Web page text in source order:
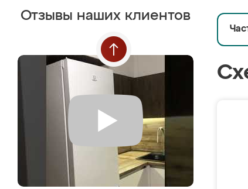
Отзывы наших клиентов